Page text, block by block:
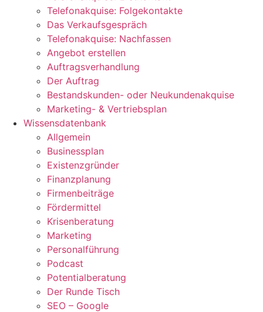
Telefonakquise: Folgekontakte
Das Verkaufsgespräch
Telefonakquise: Nachfassen
Angebot erstellen
Auftragsverhandlung
Der Auftrag
Bestandskunden- oder Neukundenakquise
Marketing- & Vertriebsplan
Wissensdatenbank
Allgemein
Businessplan
Existenzgründer
Finanzplanung
Firmenbeiträge
Fördermittel
Krisenberatung
Marketing
Personalführung
Podcast
Potentialberatung
Der Runde Tisch
SEO – Google